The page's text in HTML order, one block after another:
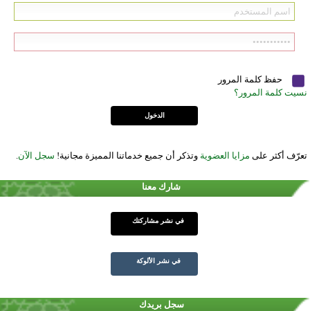
حفظ كلمة المرور
نسيت كلمة المرور؟
تعرّف أكثر على مزايا العضوية وتذكر أن جميع خدماتنا المميزة مجانية! سجل الآن
شارك معنا
في نشر مشاركتك
في نشر الألوكة
سجل بريدك